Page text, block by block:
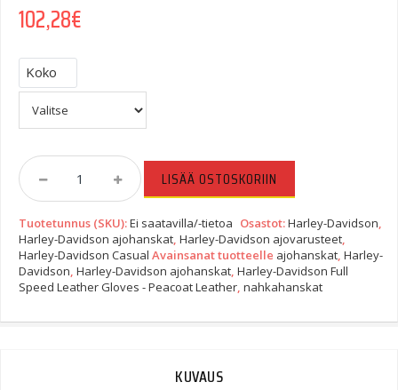
102,28€
Koko
Harley-
Davidson
Speed
Leather
Gloves
-
Leather
LISÄÄ OSTOSKORIIN
Tuotetunnus (SKU):Ei saatavilla/-tietoa Osastot:Harley-Davidson,
Harley-Davidson ajohanskat, Harley-Davidson ajovarusteet,
Harley-Davidson Casual Avainsanat tuotteelle ajohanskat, Harley-
Davidson, Harley-Davidson ajohanskat, Harley-Davidson Full
Speed Leather Gloves - Peacoat Leather, nahkahanskat
KUVAUS